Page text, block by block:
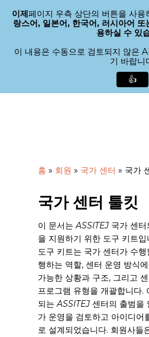
홈 » 회원 » 국가 센터 » 국가
국가 센터 툴킷
이 문서는ASSITEJ 국가 센터
을 지원하기 위한 도구 키트입
도구 키트는 국가 센터가 수
행하는 역할, 센터 운영 방식
가능한 상황과 구조, 그리고
프로그램 유형을 개괄합니다.
되는ASSITEJ센터의 출범을
가 운영을 검토하고 아이디어
로 설계되었습니다. 회원사들
이제페이지 우측 상단의 버튼을 사용
랑스어, 일본어, 한국어, 러시아어
용하실 수 있
이 내용은 수동으로 검토되지 않은
기 바랍니
👍